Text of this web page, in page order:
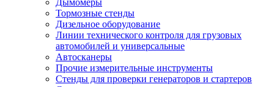
Дымомеры
Тормозные стенды
Дизельное оборудование
Линии технического контроля для грузовых
автомобилей и универсальные
Автосканеры
Прочие измерительные инструменты
Стенды для проверки генераторов и стартеров